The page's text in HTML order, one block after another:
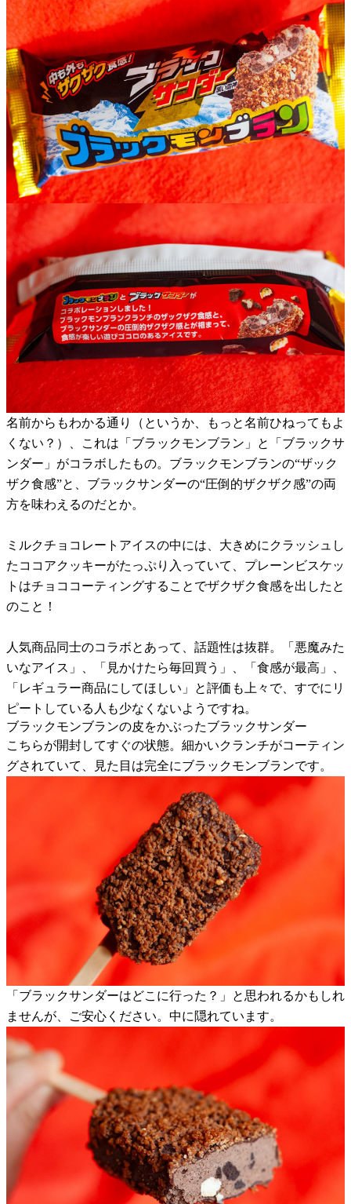
名前からもわかる通り（というか、もっと名前ひねってもよ
くない？）、これは「ブラックモンブラン」と「ブラックサ
ンダー」がコラボしたもの。ブラックモンブランの“ザック
ザク食感”と、ブラックサンダーの“圧倒的ザクザク感”の両
方を味わえるのだとか。
ミルクチョコレートアイスの中には、大きめにクラッシュし
たココアクッキーがたっぷり入っていて、プレーンビスケッ
トはチョココーティングすることでザクザク食感を出したと
のこと！
人気商品同士のコラボとあって、話題性は抜群。「悪魔みた
いなアイス」、「見かけたら毎回買う」、「食感が最高」、
「レギュラー商品にしてほしい」と評価も上々で、すでにリ
ピートしている人も少なくないようですね。
ブラックモンブランの皮をかぶったブラックサンダー
こちらが開封してすぐの状態。細かいクランチがコーティン
グされていて、見た目は完全にブラックモンブランです。
「ブラックサンダーはどこに行った？」と思われるかもしれ
ませんが、ご安心ください。中に隠れています。